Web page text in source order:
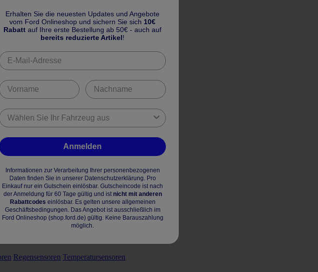
Regensensoren Temperatursensoren
Erhalten Sie die neuesten Updates und Angebote
vom Ford Onlineshop und sichern Sie sich 10€
Rabatt auf Ihre erste Bestellung ab 50€ - auch auf
bereits reduzierte Artikel!
Anmelden
Informationen zur Verarbeitung Ihrer personenbezogenen
Daten finden Sie in unserer Datenschutzerklärung. Pro
Einkauf nur ein Gutschein einlösbar. Gutscheincode ist nach
der Anmeldung für 60 Tage gültig und ist nicht mit anderen
Rabattcodes einlösbar. Es gelten unsere allgemeinen
Geschäftsbedingungen. Das Angebot ist ausschließlich im
Ford Onlineshop (shop.ford.de) gültig. Keine Barauszahlung
möglich.